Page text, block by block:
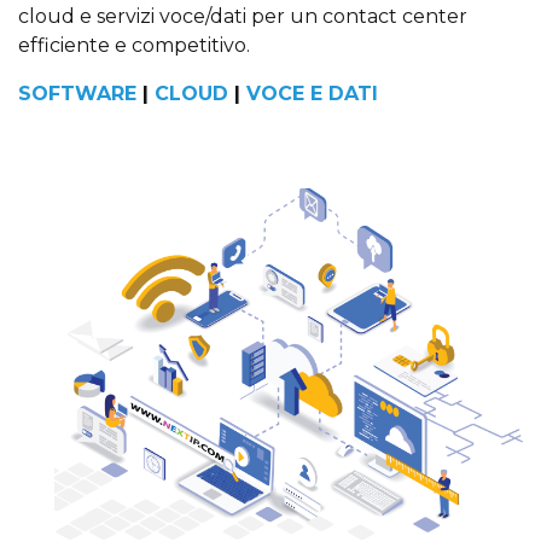
cloud e servizi voce/dati per un contact center
efficiente e competitivo.
SOFTWARE | CLOUD | VOCE E DATI